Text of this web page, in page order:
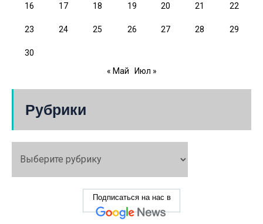
16 17 18 19 20 21 22
23 24 25 26 27 28 29
30
« Май
Июл »
Рубрики
Подписаться на нас в